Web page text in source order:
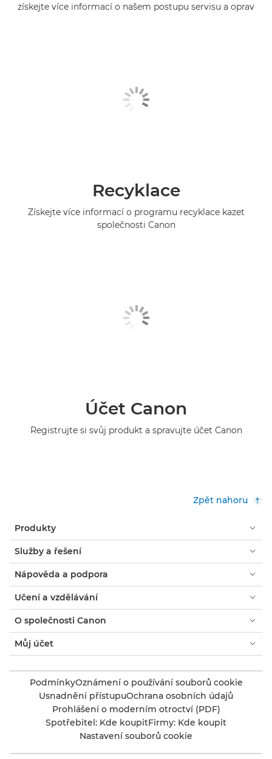
získejte více informací o našem postupu servisu a oprav
Recyklace
Získejte více informací o programu recyklace kazet
společnosti Canon
Účet Canon
Registrujte si svůj produkt a spravujte účet Canon
Zpět nahoru
Produkty
Služby a řešení
Nápověda a podpora
Učení a vzdělávání
O společnosti Canon
Můj účet
PodmínkyOznámení o používání souborů cookie
Usnadnění přístupuOchrana osobních údajů
Prohlášení o moderním otroctví (PDF)
Spotřebitel: Kde koupitFirmy: Kde koupit
Nastavení souborů cookie